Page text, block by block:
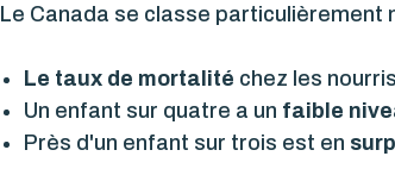
Le Canada se classe
Le taux de mortalité chez les
Un enfant sur quatre a un faible
Près d'un enfant sur trois est en